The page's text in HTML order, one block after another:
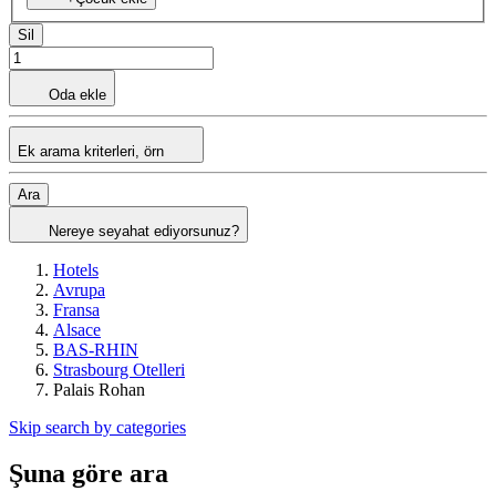
Sil
Oda ekle
Ek arama kriterleri, örn
Ara
Nereye seyahat ediyorsunuz?
Hotels
Avrupa
Fransa
Alsace
BAS-RHIN
Strasbourg Otelleri
Palais Rohan
Skip search by categories
Şuna göre ara